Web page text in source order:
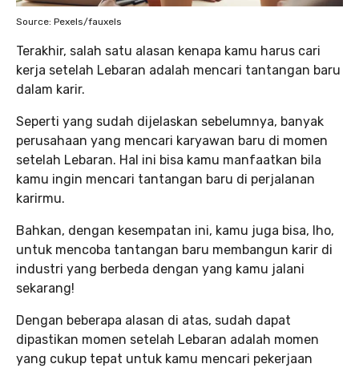
Source: Pexels/fauxels
Terakhir, salah satu alasan kenapa kamu harus cari
kerja setelah Lebaran adalah mencari tantangan baru
dalam karir.
Seperti yang sudah dijelaskan sebelumnya, banyak
perusahaan yang mencari karyawan baru di momen
setelah Lebaran. Hal ini bisa kamu manfaatkan bila
kamu ingin mencari tantangan baru di perjalanan
karirmu.
Bahkan, dengan kesempatan ini, kamu juga bisa, lho,
untuk mencoba tantangan baru membangun karir di
industri yang berbeda dengan yang kamu jalani
sekarang!
Dengan beberapa alasan di atas, sudah dapat
dipastikan momen setelah Lebaran adalah momen
yang cukup tepat untuk kamu mencari pekerjaan